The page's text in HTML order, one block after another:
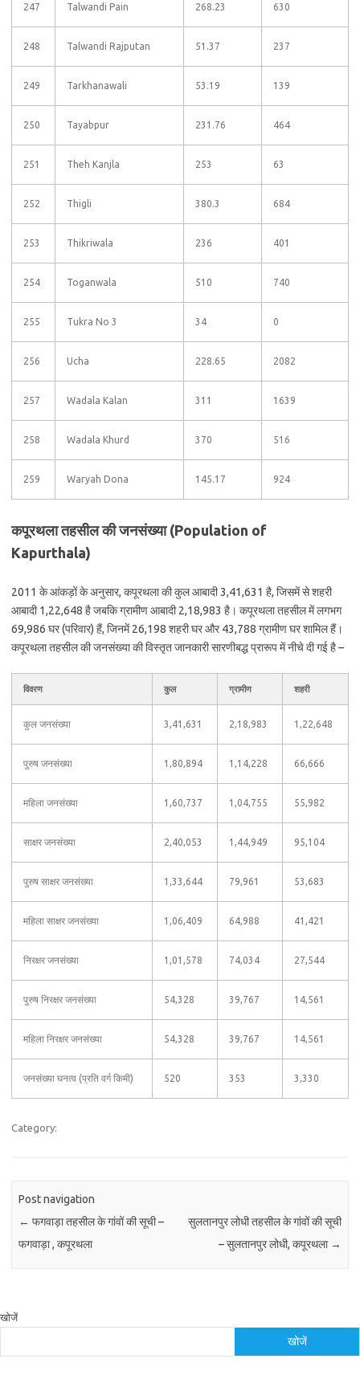
247 Talwandi Pain 268.23 630
248 Talwandi Rajputan 51.37 237
249 Tarkhanawali 53.19 139
250 Tayabpur 231.76 464
251 Theh Kanjla 253 63
252 Thigli 380.3 684
253 Thikriwala 236 401
254 Toganwala 510 740
255 Tukra No 3 34 0
256 Ucha 228.65 2082
257 Wadala Kalan 311 1639
258 Wadala Khurd 370 516
259 Waryah Dona 145.17 924
कपूरथला तहसील की जनसंख्या (Population of
Kapurthala)
2011 के आंकड़ों के अनुसार, कपूरथला की कुल आबादी 3,41,631 है, जिसमें से शहरी
आबादी 1,22,648 है जबकि ग्रामीण आबादी 2,18,983 है। कपूरथला तहसील में लगभग
69,986 घर (परिवार) हैं, जिनमें 26,198 शहरी घर और 43,788 ग्रामीण घर शामिल हैं।
कपूरथला तहसील की जनसंख्या की विस्तृत जानकारी सारणीबद्ध प्रारूप में नीचे दी गई है –
विवरण कुल ग्रामीण शहरी
कुल जनसंख्या 3,41,631 2,18,983 1,22,648
पुरुष जनसंख्या 1,80,894 1,14,228 66,666
महिला जनसंख्या 1,60,737 1,04,755 55,982
साक्षर जनसंख्या 2,40,053 1,44,949 95,104
पुरुष साक्षर जनसंख्या 1,33,644 79,961 53,683
महिला साक्षर जनसंख्या 1,06,409 64,988 41,421
निरक्षर जनसंख्या 1,01,578 74,034 27,544
पुरुष निरक्षर जनसंख्या 54,328 39,767 14,561
महिला निरक्षर जनसंख्या 54,328 39,767 14,561
जनसंख्या घनत्व (प्रति वर्ग किमी) 520 353 3,330
Category:
Post navigation
← फगवाड़ा तहसील के गांवों की सूची –
फगवाड़ा , कपूरथला
सुलतानपुर लोधी तहसील के गांवों की सूची
– सुलतानपुर लोधी, कपूरथला →
खोजें
खोजें